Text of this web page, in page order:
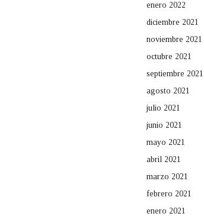
enero 2022
diciembre 2021
noviembre 2021
octubre 2021
septiembre 2021
agosto 2021
julio 2021
junio 2021
mayo 2021
abril 2021
marzo 2021
febrero 2021
enero 2021